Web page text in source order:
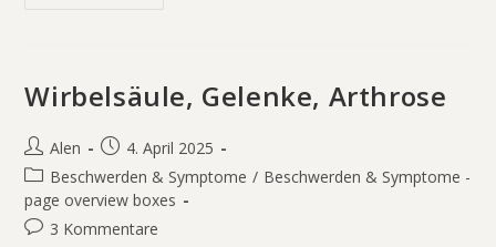
Wirbelsäule, Gelenke, Arthrose
Alen
4. April 2025
Beschwerden & Symptome / Beschwerden & Symptome -
page overview boxes
3 Kommentare